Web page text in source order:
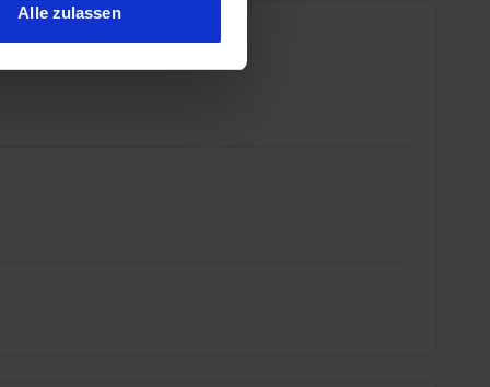
Präferenzen im
Alle zulassen